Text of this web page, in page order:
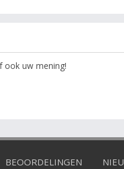
ook uw mening!
BEOORDELINGEN